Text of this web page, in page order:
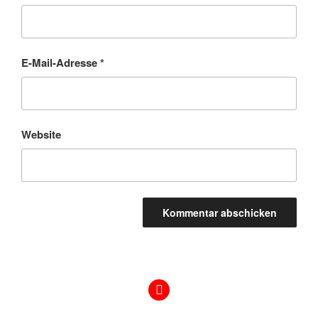
E-Mail-Adresse*
Website